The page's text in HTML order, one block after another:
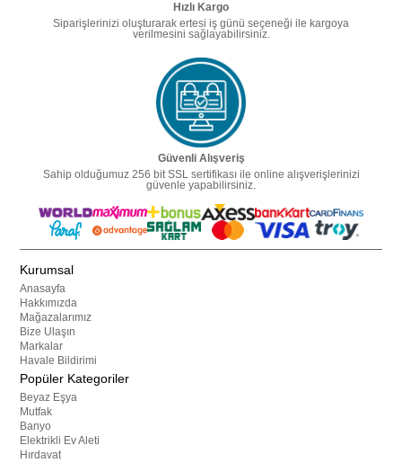
Hızlı Kargo
Siparişlerinizi oluşturarak ertesi iş günü seçeneği ile kargoya
verilmesini sağlayabilirsiniz.
Güvenli Alışveriş
Sahip olduğumuz 256 bit SSL sertifikası ile online alışverişlerinizi
güvenle yapabilirsiniz.
Kurumsal
Anasayfa
Hakkımızda
Mağazalarımız
Bize Ulaşın
Markalar
Havale Bildirimi
Popüler Kategoriler
Beyaz Eşya
Mutfak
Banyo
Elektrikli Ev Aleti
Hırdavat